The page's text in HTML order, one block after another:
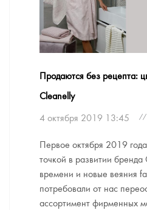
Продаются без рецепта:
Cleanelly
4 октября 2019 13:45
//
Первое октября 2019
точкой в развитии бренда
времени и новые веяния
потребовали от нас
ассортимент фирменных